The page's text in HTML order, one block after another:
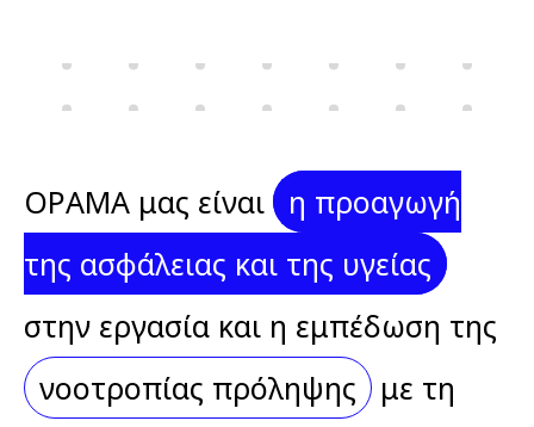
ΟΡΑΜΑ μας είναι
η προαγωγή
της ασφάλειας και της υγείας
στην εργασία και η εμπέδωση της
νοοτροπίας πρόληψης
με τη